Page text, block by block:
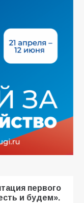
первого
и будем».